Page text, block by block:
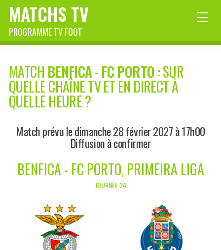
MATCHS TV
PROGRAMME TV FOOT
MATCH BENFICA-FC PORTO: SUR
QUELLE CHAÎNE TV ET EN DIRECT À
QUELLE HEURE ?
Match prévu le dimanche 28 février 2027 à 17h00
Diffusion à confirmer
BENFICA - FC PORTO, PRIMEIRA LIGA
JOURNÉE 24